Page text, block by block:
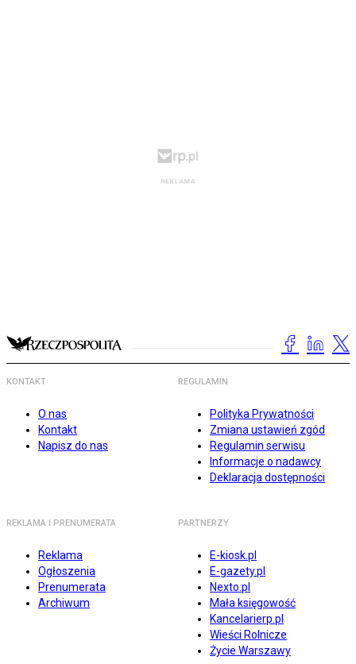
KONTAKT
O nas
Kontakt
Napisz do nas
REGULAMIN
Polityka Prywatności
Zmiana ustawień zgód
Regulamin serwisu
Informacje o nadawcy
Deklaracja dostępności
REKLAMA I PRENUMERATA
Reklama
Ogłoszenia
Prenumerata
Archiwum
PARTNERZY
E-kiosk.pl
E-gazety.pl
Nexto.pl
Mała księgowość
Kancelarierp.pl
Wieści Rolnicze
Życie Warszawy